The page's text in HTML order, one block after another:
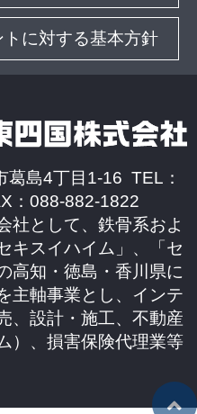
に対する基本方針
葛島4丁目1-16 TEL：
：088-882-1822
社として、鉄骨系およ
キスイハイム」、「セ
高知・徳島・香川県に
主軸事業とし、インテ
、設計・施工、不動産
）、損害保険代理業等